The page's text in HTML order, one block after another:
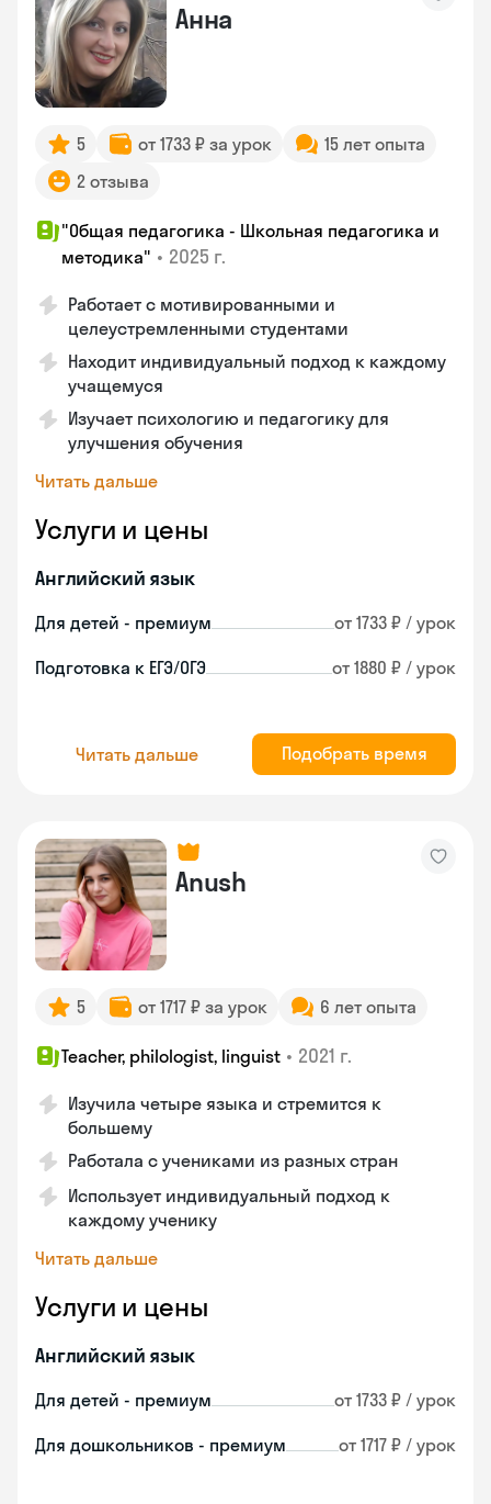
Анна
5 от 1733 ₽ за урок
15 лет опыта
2 отзыва
"Общая педагогика - Школьная педагогика и
методика" • 2025 г.
Работает с мотивированными и
целеустремленными студентами
Находит индивидуальный подход к каждому
учащемуся
Изучает психологию и педагогику для
улучшения обучения
Читать дальше
Услуги и цены
Английский язык
Для детей - премиум от 1733 ₽ / урок
Подготовка к ЕГЭ/ОГЭ от 1880 ₽ / урок
Читать дальше Подобрать время
Anush
5 от 1717 ₽ за урок 6 лет опыта
Teacher, philologist, linguist • 2021 г.
Изучила четыре языка и стремится к
большему
Работала с учениками из разных стран
Использует индивидуальный подход к
каждому ученику
Читать дальше
Услуги и цены
Английский язык
Для детей - премиум от 1733 ₽ / урок
Для дошкольников - премиум от 1717 ₽ / урок